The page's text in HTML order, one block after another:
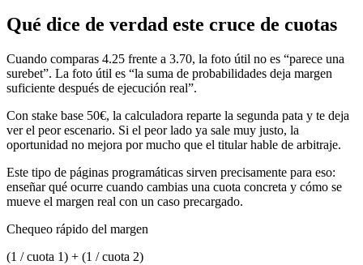
Qué dice de verdad este cruce de cuotas
Cuando comparas 4.25 frente a 3.70, la foto útil no es “parece una
surebet”. La foto útil es “la suma de probabilidades deja margen
suficiente después de ejecución real”.
Con stake base 50€, la calculadora reparte la segunda pata y te deja
ver el peor escenario. Si el peor lado ya sale muy justo, la
oportunidad no mejora por mucho que el titular hable de arbitraje.
Este tipo de páginas programáticas sirven precisamente para eso:
enseñar qué ocurre cuando cambias una cuota concreta y cómo se
mueve el margen real con un caso precargado.
Chequeo rápido del margen
(1 / cuota 1) + (1 / cuota 2)